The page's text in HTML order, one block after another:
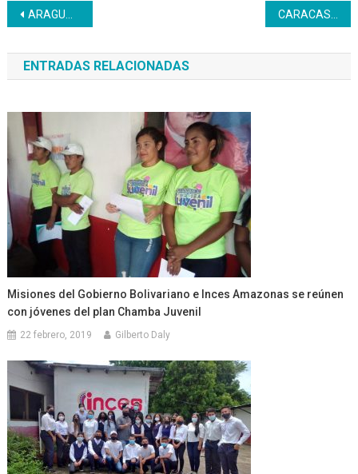
Navegación
de
entradas
ARAGUA | Egresaron 58 nuevos profesionales de Alta Repostería desde el CFS Programa Textil
ENTRADAS RELACIONADAS
Misiones del Gobierno Bolivariano e Inces Amazonas se reúnen
con jóvenes del plan Chamba Juvenil
22 febrero, 2019 Gilberto Daly